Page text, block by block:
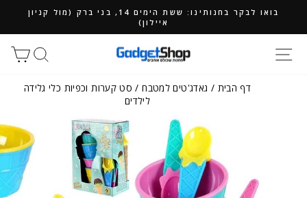
בואו לבקר בחנותינו: ששת הימים 14, בני ברק (מול קניון
איילון)
חיפוש
דף הבית / גאדג'טים למטבח /סט קערות וכפיות כלי גלידה
לילדים